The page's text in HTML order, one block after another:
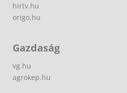
hirtv.hu
origo.hu
Gazdaság
vg.hu
agrokep.hu